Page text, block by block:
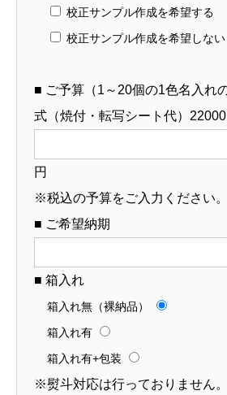
校正サンプル作成を希望する
校正サンプル作成を希望しない
■ ご予算（1～20個の1色名入れ
式（焼付・転写シート代）22000
円
※税込の予算をご入力ください。
■ ご希望納期
■ 箱入れ
箱入れ無（裸納品）
箱入れ有
箱入れ有+包装
※熨斗対応は行っておりません。